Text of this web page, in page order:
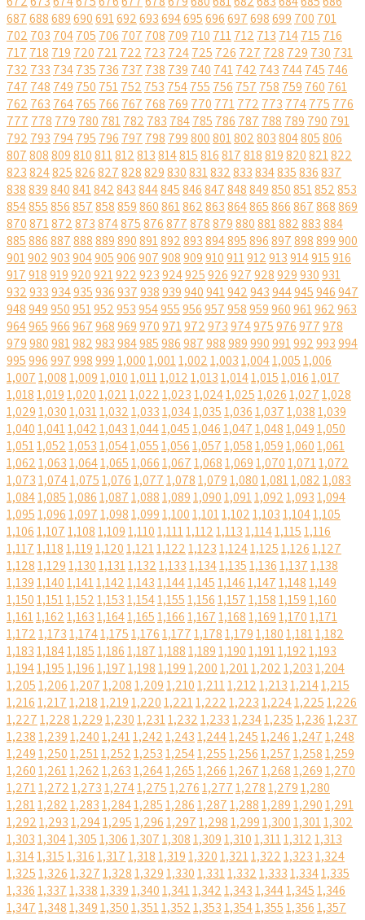
687688689690691692693694695696697698699 700 701
702 703 704705 706 707 708 709 710 711712 713 714715 716
717 718 719 720 721722 723 724725 726 727 728 729 730 731
732 733 734735 736 737 738 739 740 741742 743 744745 746
747 748 749 750 751752 753 754755 756 757 758 759 760 761
762 763 764765 766 767 768 769 770 771772 773 774775 776
777 778 779 780 781782 783 784785 786 787 788 789 790 791
792 793 794795 796 797 798 799800801802803804805806
807808809810811812813814815816817818819820821822
823824825826827828829830831832833834835836837
838839840841842843844845846847848849850851852853
854855856857858859860861862863864865866867868869
870871872873874875876877878879880881882883884
885886887888889890891892893894895896897898899900
901902903904905906907908909910911912913914915916
917918919920921922923924925926927928929930931
932933934935936937938939940941942943944945946947
948949950951952953954955956957958959960961962963
964965966967968969970971972973974975976977978
979980981982983984985986987988989990991992993994
9959969979989991,0001,0011,0021,0031,0041,0051,006
1,0071,0081,0091,0101,0111,0121,0131,0141,0151,0161,017
1,0181,0191,0201,0211,0221,0231,0241,0251,0261,0271,028
1,0291,0301,0311,0321,0331,0341,0351,0361,0371,0381,039
1,0401,0411,0421,0431,0441,0451,0461,0471,0481,0491,050
1,0511,0521,0531,0541,0551,0561,0571,0581,0591,0601,061
1,0621,0631,0641,0651,0661,0671,0681,0691,0701,0711,072
1,0731,0741,0751,0761,0771,0781,0791,0801,0811,0821,083
1,0841,0851,0861,0871,0881,0891,0901,0911,0921,0931,094
1,0951,0961,0971,0981,0991,1001,1011,1021,1031,1041,105
1,1061,1071,1081,1091,1101,1111,1121,1131,1141,1151,116
1,1171,1181,1191,1201,1211,1221,1231,1241,1251,1261,127
1,1281,1291,1301,1311,1321,1331,1341,1351,1361,1371,138
1,1391,1401,1411,1421,1431,1441,1451,1461,1471,1481,149
1,1501,1511,1521,1531,1541,1551,1561,1571,1581,1591,160
1,1611,1621,1631,1641,1651,1661,1671,1681,1691,1701,171
1,1721,1731,1741,1751,1761,1771,1781,1791,1801,1811,182
1,1831,1841,1851,1861,1871,1881,1891,1901,1911,1921,193
1,1941,1951,1961,1971,1981,1991,2001,2011,2021,2031,204
1,2051,2061,2071,2081,2091,2101,2111,2121,2131,2141,215
1,2161,2171,2181,2191,2201,2211,2221,2231,2241,2251,226
1,2271,2281,2291,2301,2311,2321,2331,2341,2351,2361,237
1,2381,2391,2401,2411,2421,2431,2441,2451,2461,2471,248
1,2491,2501,2511,2521,2531,2541,2551,2561,2571,2581,259
1,2601,2611,2621,2631,2641,2651,2661,2671,2681,2691,270
1,2711,2721,2731,2741,2751,2761,2771,2781,2791,280
1,2811,2821,2831,2841,2851,2861,2871,2881,2891,2901,291
1,2921,2931,2941,2951,2961,2971,2981,2991,3001,3011,302
1,3031,3041,3051,3061,3071,3081,3091,3101,3111,3121,313
1,3141,3151,3161,3171,3181,3191,3201,3211,3221,3231,324
1,3251,3261,3271,3281,3291,3301,3311,3321,3331,3341,335
1,3361,3371,3381,3391,3401,3411,3421,3431,3441,3451,346
1,3471,3481,3491,3501,3511,3521,3531,3541,3551,3561,357